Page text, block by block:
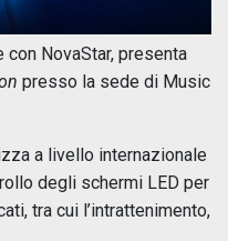
con NovaStar, presenta
presso la sede di Music
a livello internazionale
degli schermi LED per
tra cui l’intrattenimento,